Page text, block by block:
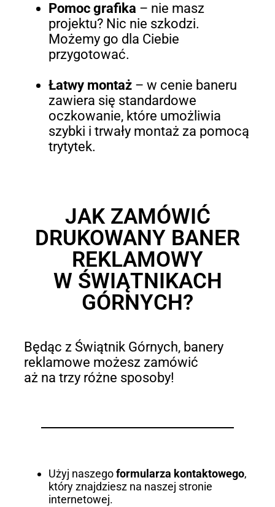
Pomoc grafika – nie masz
projektu? Nic nie szkodzi.
Możemy go dla Ciebie
przygotować.
Łatwy montaż – w cenie baneru
zawiera się standardowe
oczkowanie, które umożliwia
szybki i trwały montaż za pomocą
trytytek.
JAK ZAMÓWIĆ
DRUKOWANY BANER
REKLAMOWY
W ŚWIĄTNIKACH
GÓRNYCH?
Będąc z Świątnik Górnych, banery
reklamowe możesz zamówić
aż na trzy różne sposoby!
Użyj naszegoformularza kontaktowego,
który znajdziesz na naszej stronie
internetowej.